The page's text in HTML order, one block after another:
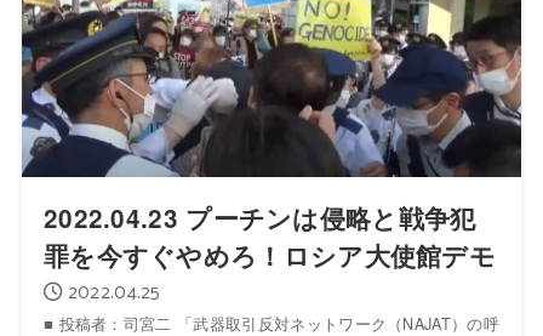
2022.04.23 プーチンは侵略と戦争犯
罪を今すぐやめろ！ロシア大使館デモ
2022.04.25
■ 投稿者：司宮二 「武器取引反対ネットワーク（NAJAT）の呼